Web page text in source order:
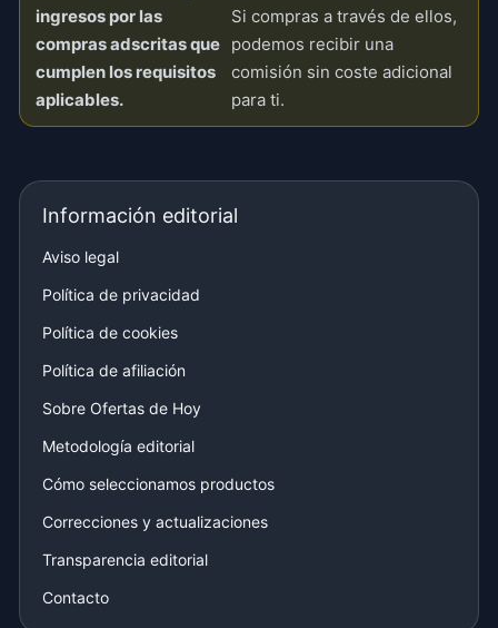
ingresos por las
compras adscritas que
cumplen los requisitos
aplicables.
Si compras a través de ellos,
podemos recibir una
comisión sin coste adicional
para ti.
Información editorial
Aviso legal
Política de privacidad
Política de cookies
Política de afiliación
Sobre Ofertas de Hoy
Metodología editorial
Cómo seleccionamos productos
Correcciones y actualizaciones
Transparencia editorial
Contacto